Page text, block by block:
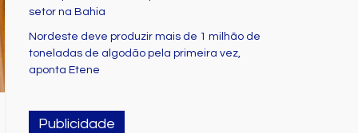
setor na Bahia
Nordeste deve produzir mais de 1 milhão de
toneladas de algodão pela primeira vez,
aponta Etene
Publicidade